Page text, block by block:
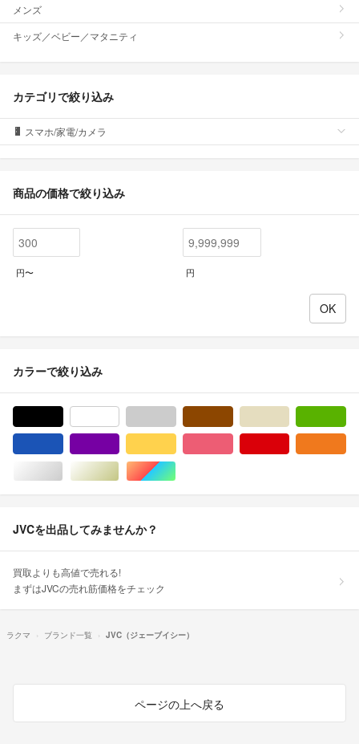
メンズ
キッズ／ベビー／マタニティ
カテゴリで絞り込み
スマホ/家電/カメラ
商品の価格で絞り込み
円〜 円
カラーで絞り込み
シルバー/銀色系ゴールド/金色系マルチカラー
JVCを出品してみませんか？
買取よりも高値で売れる!
まずはJVCの売れ筋価格をチェック
ラクマ ブランド一覧 JVC（ジェーブイシー）
ページの上へ戻る